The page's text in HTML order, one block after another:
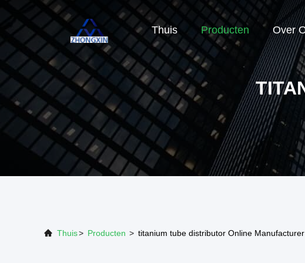
Thuis Producten Over
Thuis> Producten > titanium tube distributor Online Manufacturer